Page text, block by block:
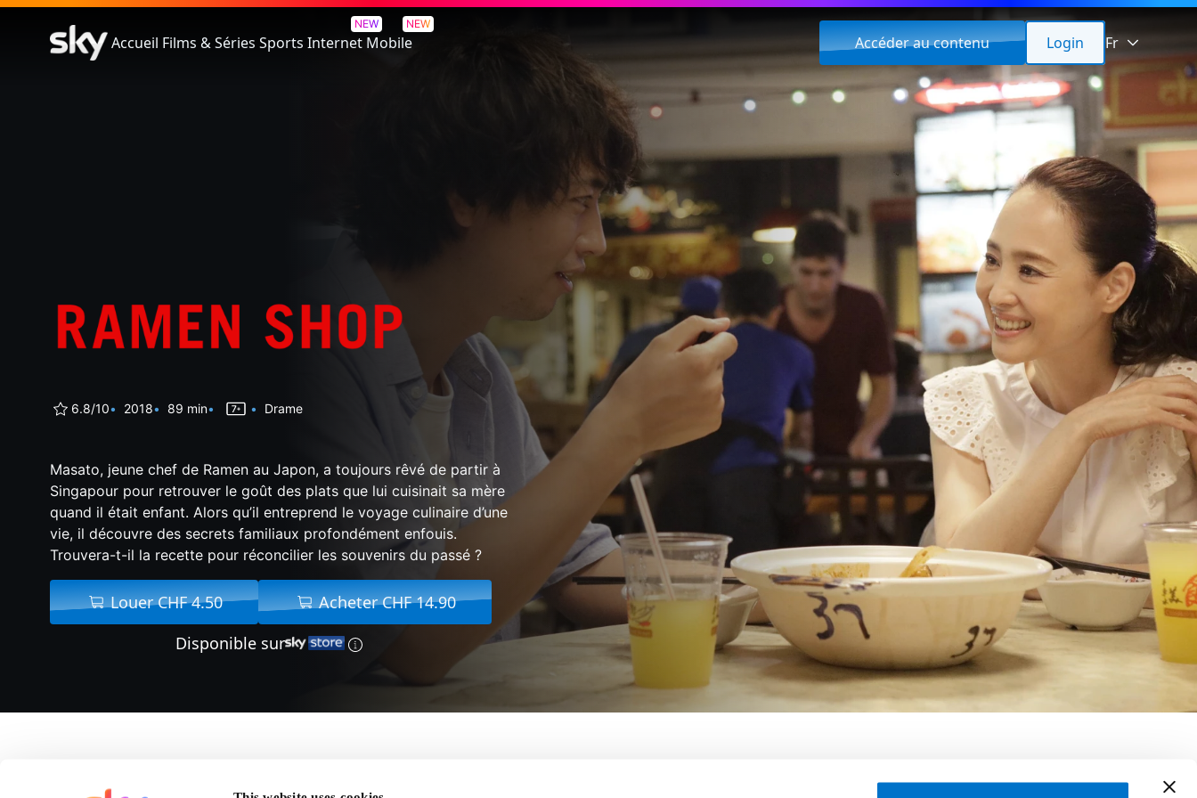
Accueil Films & Séries Sports
NEW
Internet
NEW
Mobile Accéder au contenu Login Fr
La Saveur Des Ramen
6.8/10 2018 89 min Drame
Masato, jeune chef de Ramen au Japon, a toujours rêvé de partir à
Singapour pour retrouver le goût des plats que lui cuisinait sa mère
quand il était enfant. Alors qu’il entreprend le voyage culinaire d’une
vie, il découvre des secrets familiaux profondément enfouis.
Trouvera-t-il la recette pour réconcilier les souvenirs du passé ?
Louer CHF 4.50
Acheter CHF 14.90
Disponible sur